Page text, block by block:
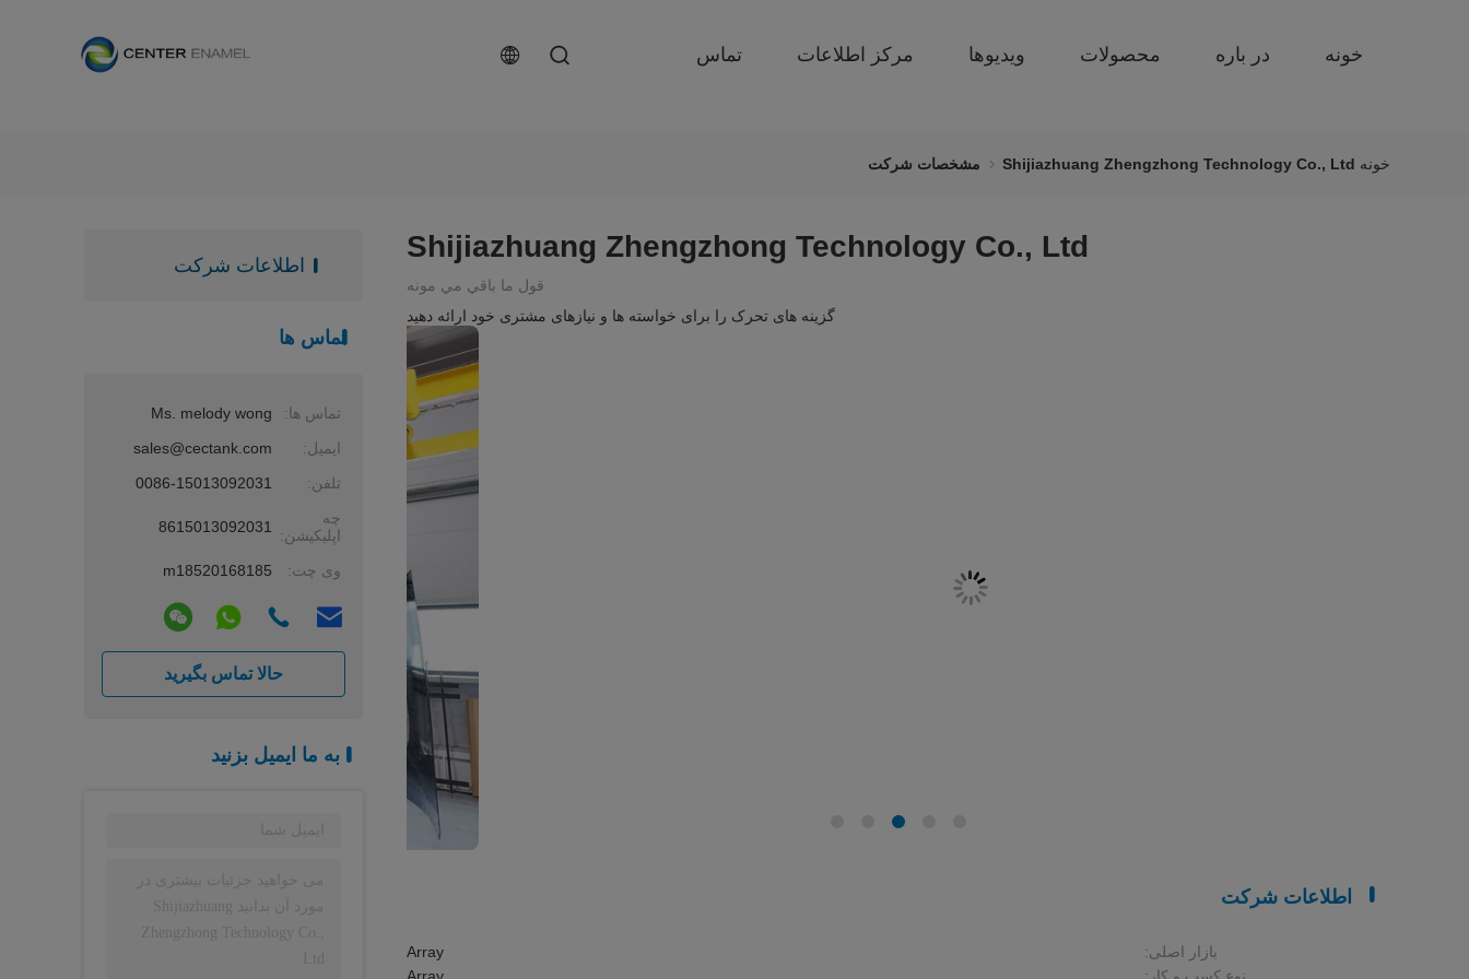
خونه در باره محصولات ویدیوها مرکز اطلاعات تماس
خونه Shijiazhuang Zhengzhong Technology Co., Ltd مشخصات شرکت
Shijiazhuang Zhengzhong Technology Co., Ltd
قول ما باقي مي مونه
گزینه های تحرک را برای خواسته ها و نیازهای مشتری خود ارائه دهید
اطلاعات شرکت
بازار اصلی:
Array
اطلاعات شرکت
تماس ها
تماس ها:
Ms. melody wong
ایمیل:
sales@cectank.com
تلفن:
0086-15013092031
چه
اپلیکیشن:
8615013092031
وی چت: m18520168185
حالا تماس بگیرید
به ما ایمیل بزنید